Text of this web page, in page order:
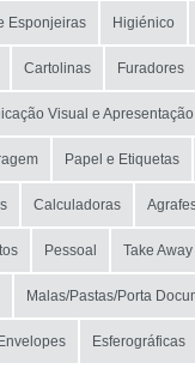
Esponjeiras Higiénico
Cartolinas Furadores
Visual e Apresentação
Papel e Etiquetas
Calculadoras
Pessoal Take Away
Malas/Pastas/Porta
Envelopes Esferográficas